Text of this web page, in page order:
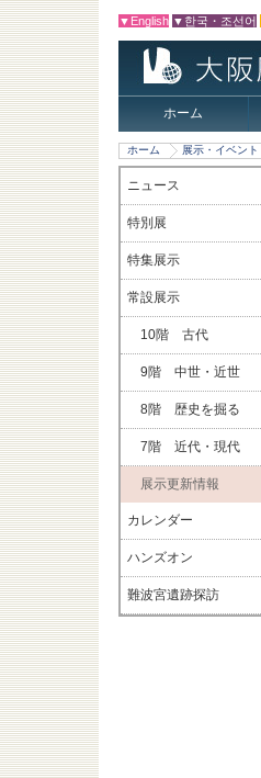
▼English ▼한국・조선어
ホーム
ホーム 展示・イベント
ニュース
特別展
特集展示
常設展示
10階 古代
9階 中世・近世
8階 歴史を掘る
7階 近代・現代
展示更新情報
カレンダー
ハンズオン
難波宮遺跡探訪